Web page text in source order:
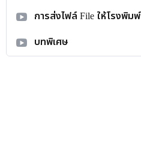
การส่งไฟล์ File ให้โรงพิมพ์
บทพิเศษ